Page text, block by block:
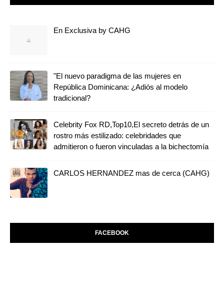
En Exclusiva by CAHG
"El nuevo paradigma de las mujeres en
República Dominicana: ¿Adiós al modelo
tradicional?
Celebrity Fox RD,Top10,El secreto detrás de un
rostro más estilizado: celebridades que
admitieron o fueron vinculadas a la bichectomía
CARLOS HERNANDEZ mas de cerca (CAHG)
FACEBOOK